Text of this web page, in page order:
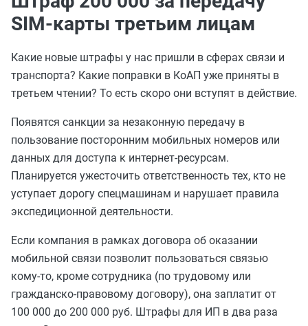
SIM-карты третьим лицам
Какие новые штрафы у нас пришли в сферах связи и
транспорта? Какие поправки в КоАП уже приняты в
третьем чтении? То есть скоро они вступят в действие.
Появятся санкции за незаконную передачу в
пользование посторонним мобильных номеров или
данных для доступа к интернет-ресурсам.
Планируется ужесточить ответственность тех, кто не
уступает дорогу спецмашинам и нарушает правила
экспедиционной деятельности.
Если компания в рамках договора об оказании
мобильной связи позволит пользоваться связью
кому-то, кроме сотрудника (по трудовому или
гражданско-правовому договору), она заплатит от
100 000 до 200 000 руб. Штрафы для ИП в два раза